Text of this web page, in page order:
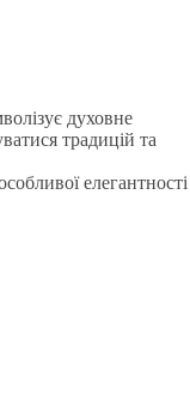
духовне
традицій та
елегантності